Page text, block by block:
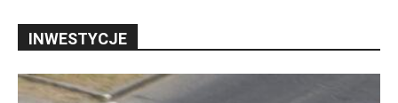
INWESTYCJE